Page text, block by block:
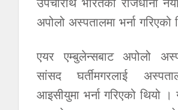
अपोलो अस्पतालमा भर्ना गरिएको
एयर एम्बुलेन्सबाट अपोलो
सांसद घर्तीमगरलाई
आइसीयुमा भर्ना गरिएको थियो ।